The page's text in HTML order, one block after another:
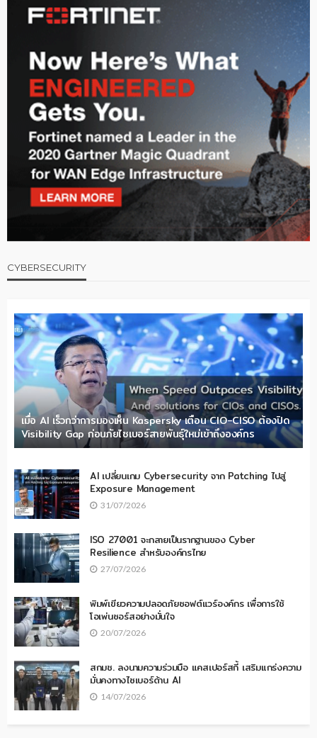
CYBERSECURITY
เมื่อ AI เร็วกว่าการมองเห็น Kaspersky เตือน CIO-CISO ต้องปิด
Visibility Gap ก่อนภัยไซเบอร์สายพันธุ์ใหม่เข้าถึงองค์กร
AI เปลี่ยนเกม Cybersecurity จาก Patching ไปสู่
Exposure Management
31/07/2026
ISO 27001 จะกลายเป็นรากฐานของ Cyber
Resilience สำหรับองค์กรไทย
27/07/2026
พิมพ์เขียวความปลอดภัยซอฟต์แวร์องค์กร เพื่อการใช้
โอเพ่นซอร์สอย่างมั่นใจ
20/07/2026
สกมช. ลงนามความร่วมมือ แคสเปอร์สกี้ เสริมแกร่งความ
มั่นคงทางไซเบอร์ด้าน AI
14/07/2026